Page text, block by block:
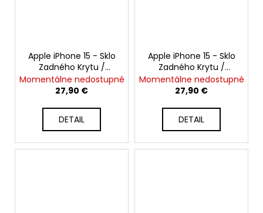
Apple iPhone 15 - Sklo
Zadného Krytu /
Housingu + Bezdrôtové
nabíjanie + NFC + Blesk
Magnetický Krúžok +
Sklíčka Kamery (Čierny
/ Black) - Original
Apple
Momentálne nedostupné
27,90 €
DETAIL
Apple iPhone 15 - Sklo
Zadného Krytu /
Housingu + Bezdrôtové
nabíjanie + NFC + Blesk
Magnetický Krúžok +
Sklíčka Kamery (Modrá
/ Blue) - Original Apple
Momentálne nedostupné
27,90 €
DETAIL